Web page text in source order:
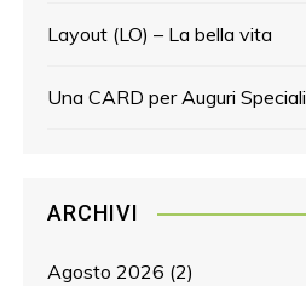
Layout (LO) – La bella vita
Una CARD per Auguri Speciali
ARCHIVI
Agosto 2026 (2)